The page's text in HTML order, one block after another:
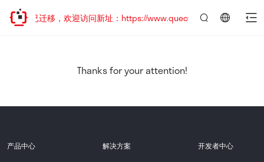
站地址已迁移，欢迎访问新址：https://www.quectel.com.cn
Thanks for your attention!
产品中心 解决方案 开发者中心